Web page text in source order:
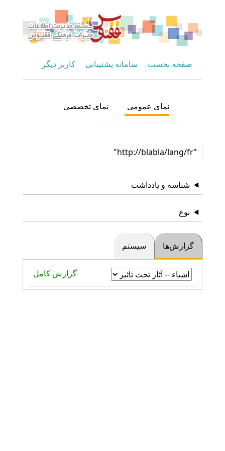
صفحه نخست سامانه پشتیبانی کاربر دیگر
نمای عمومی نمای تخصصی
"http://blabla/lang/fr"
شناسه و یادداشت
نوع
گزارش‌ها سیستم
گزارش کامل